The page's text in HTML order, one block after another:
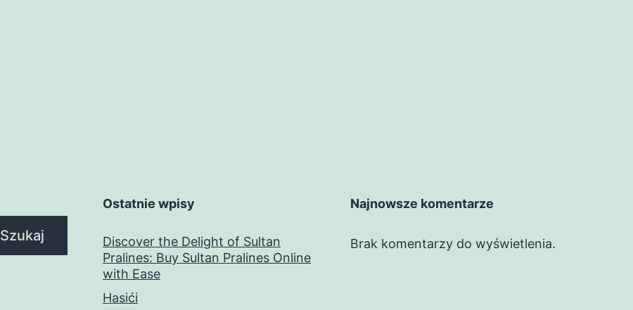
Szukaj
Ostatnie wpisy
Discover the Delight of Sultan
Pralines: Buy Sultan Pralines Online
with Ease
Hasići
Najnowsze komentarze
Brak komentarzy do wyświetlenia.